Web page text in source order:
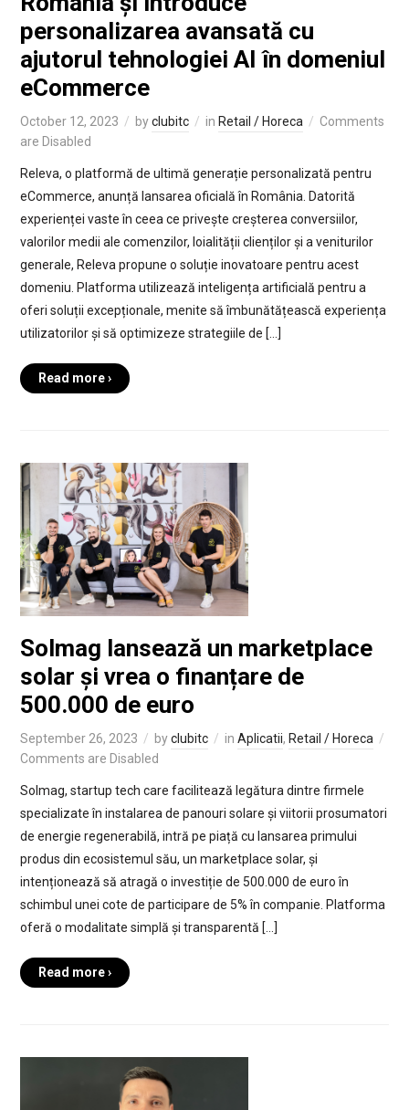
personalizarea avansată cu
ajutorul tehnologiei AI în domeniul
eCommerce
October 12, 2023 byclubitc in Retail / Horeca
Comments
are Disabled
Releva, o platformă de ultimă generație personalizată pentru
eCommerce, anunță lansarea oficială în România. Datorită
experienței vaste în ceea ce privește creșterea conversiilor,
valorilor medii ale comenzilor, loialității clienților și a veniturilor
generale, Releva propune o soluție inovatoare pentru acest
domeniu. Platforma utilizează inteligența artificială pentru a
oferi soluții excepționale, menite să îmbunătățească experiența
utilizatorilor și să optimizeze strategiile de […]
Read more ›
Solmag lansează un marketplace
solar și vrea o finanțare de
500.000 de euro
September 26, 2023 byclubitc in Aplicatii, Retail / Horeca
Comments are Disabled
Solmag, startup tech care facilitează legătura dintre firmele
specializate în instalarea de panouri solare și viitorii prosumatori
de energie regenerabilă, intră pe piață cu lansarea primului
produs din ecosistemul său, un marketplace solar, și
intenționează să atragă o investiție de 500.000 de euro în
schimbul unei cote de participare de 5% în companie. Platforma
oferă o modalitate simplă și transparentă […]
Read more ›